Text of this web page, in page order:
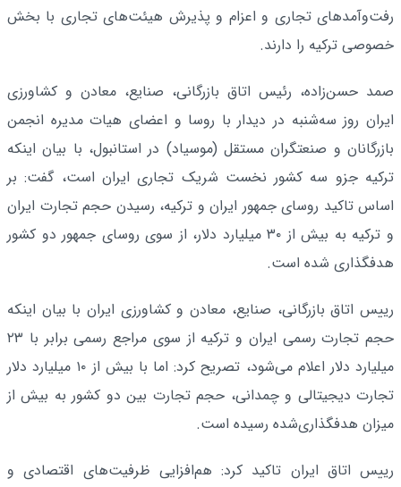
رفت‌وآمدهای تجاری و اعزام و پذیرش هیئت‌های تجاری با بخش
خصوصی ترکیه را دارند.
صمد حسن‌زاده، رئیس اتاق بازرگانی، صنایع، معادن و کشاورزی
ایران روز سه‌شنبه در دیدار با روسا و اعضای هیات مدیره انجمن
بازرگانان و صنعتگران مستقل (موسیاد) در استانبول، با بیان اینکه
ترکیه جزو سه کشور نخست شریک تجاری ایران است، گفت: بر
اساس تاکید روسای جمهور ایران و ترکیه، رسیدن حجم تجارت ایران
و ترکیه به بیش از ۳۰ میلیارد دلار، از سوی روسای جمهور دو کشور
هدفگذاری شده است.
رییس اتاق بازرگانی، صنایع، معادن و کشاورزی ایران با بیان اینکه
حجم تجارت رسمی ایران و ترکیه از سوی مراجع رسمی برابر با ۲۳
میلیارد دلار اعلام می‌شود، تصریح کرد: اما با بیش از ۱۰ میلیارد دلار
تجارت دیجیتالی و چمدانی، حجم تجارت بین دو کشور به بیش از
میزان هدفگذاری‌شده رسیده است.
رییس اتاق ایران تاکید کرد: هم‌افزایی ظرفیت‌های اقتصادی و